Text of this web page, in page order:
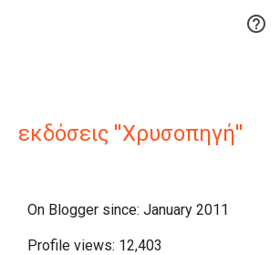

εκδόσεις ''Χρυσοπηγή''
On Blogger since: January 2011
Profile views: 12,403